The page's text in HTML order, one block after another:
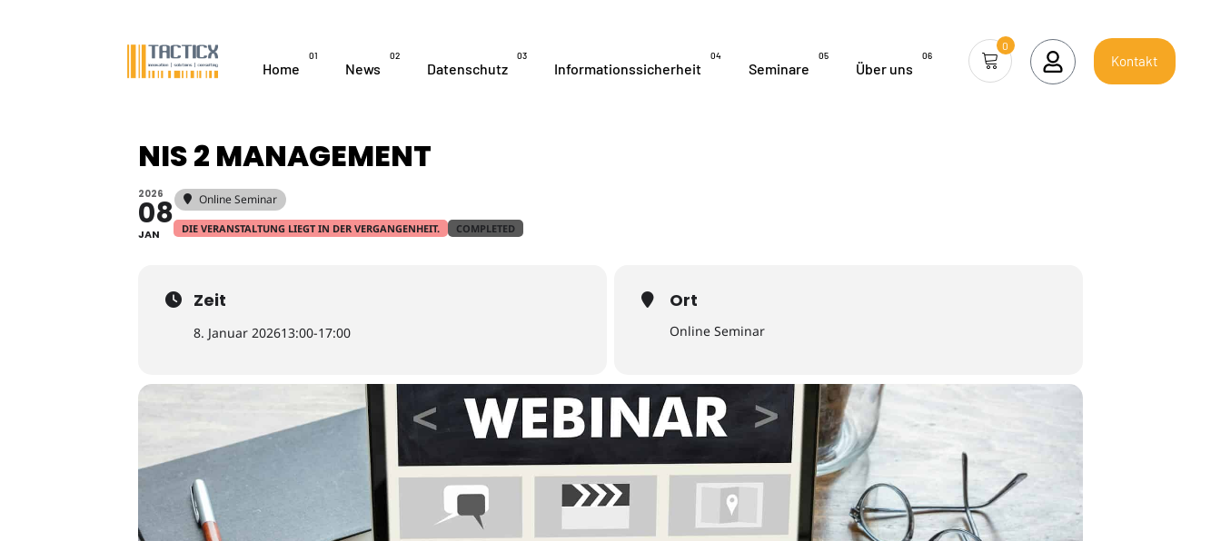
Home
01
News
02
Datenschutz
03
Informationssicherheit
04
Seminare
05
Über uns
06
0
Kontakt
NIS 2 MANAGEMENT
2026
08
JAN
Online Seminar
DIE VERANSTALTUNG LIEGT IN DER VERGANGENHEIT. COMPLETED
Zeit
8. Januar 202613:00-17:00
Ort
Online Seminar